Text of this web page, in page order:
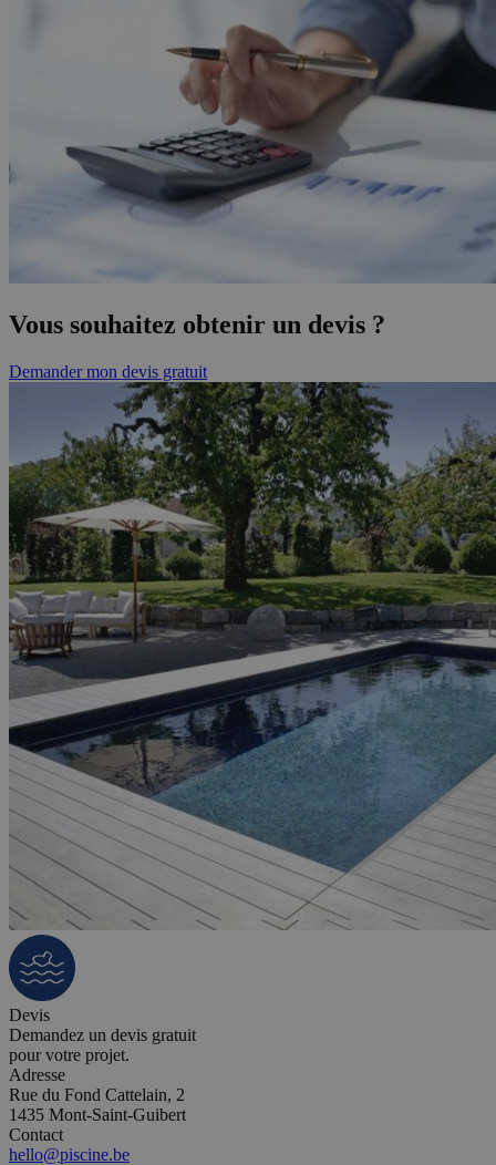
Vous souhaitez obtenir un devis ?
Demander mon devis gratuit
Devis
Demandez un devis gratuit
pour votre projet.
Adresse
Rue du Fond Cattelain, 2
1435 Mont-Saint-Guibert
Contact
hello@piscine.be